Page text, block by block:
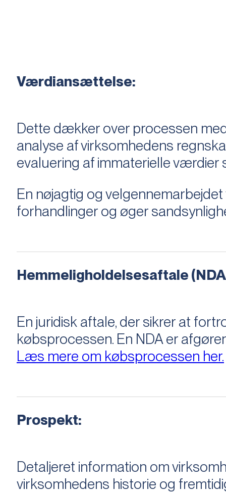
Værdiansættelse:
Dette dækker over processen
analyse af virksomhedens
evaluering af immaterielle
En nøjagtig og
forhandlinger og øger
Hemmeligholdelsesaftale
En juridisk aftale, der sikrer at
købsprocessen​​. En NDA er
Læs mere om købsprocessen her.
Prospekt:
Detaljeret information om
virksomhedens historie og